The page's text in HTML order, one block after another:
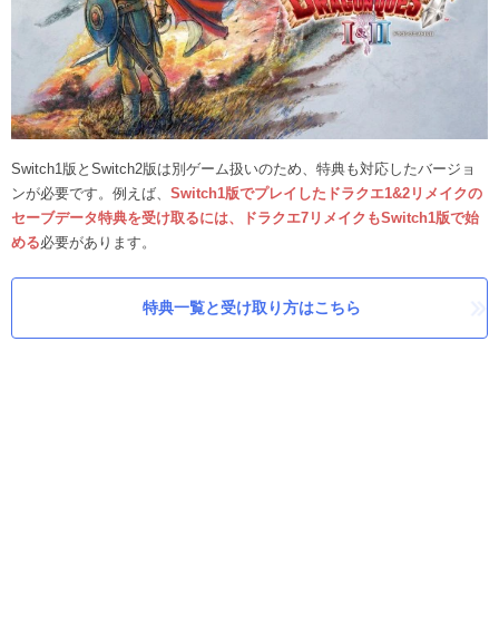
Switch1版とSwitch2版は別ゲーム扱いのため、特典も対応したバージョ
ンが必要です。例えば、 Switch1版でプレイしたドラクエ1&2リメイクの
セーブデータ特典を受け取るには、ドラクエ7リメイクもSwitch1版で始
める必要があります。
特典一覧と受け取り方はこちら